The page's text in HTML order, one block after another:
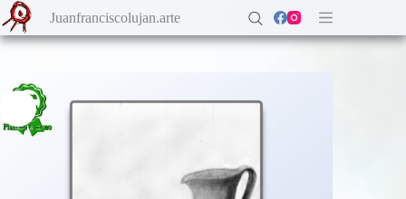
Saltar
al
contenido
Juanfranciscolujan.arte